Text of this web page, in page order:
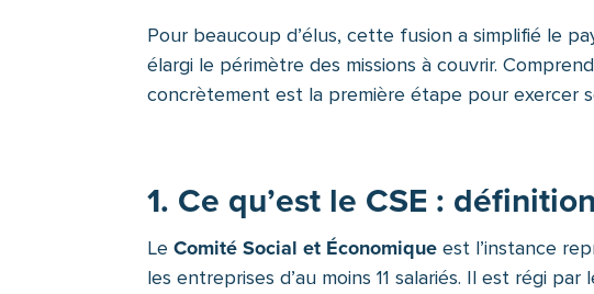
Pour beaucoup d’élus, cette fusion a simplifié le
élargi le périmètre des missions à couvrir.
concrètement est la première étape pour exercer
1. Ce qu’est le CSE :
LeComité Social et Économique est l’instance
les entreprises d’au moins 11 salariés. Il est régi